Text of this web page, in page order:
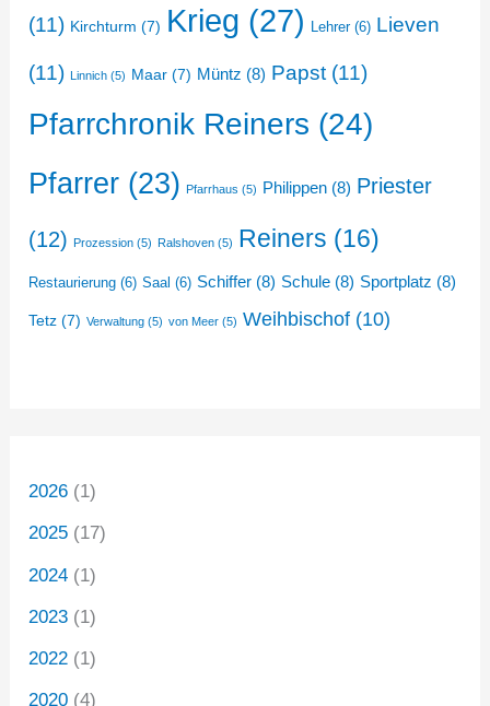
(11) Kirchturm (7) Krieg (27) Lehrer(6) Lieven
(11) Linnich (5) Maar (7) Müntz (8) Papst (11)
Pfarrchronik Reiners (24)
Pfarrer (23) Pfarrhaus (5) Philippen (8) Priester
(12) Prozession (5) Ralshoven (5) Reiners (16)
Restaurierung (6) Saal (6) Schiffer (8) Schule (8) Sportplatz (8)
Tetz (7) Verwaltung (5) von Meer (5) Weihbischof (10)
2026 (1)
2025 (17)
2024 (1)
2023 (1)
2022 (1)
2020 (4)